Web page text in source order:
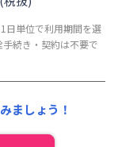
日単位で利用期間を選
続き・契約は不要で
ましょう！